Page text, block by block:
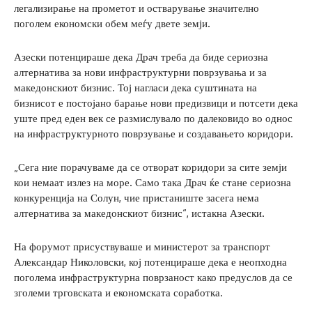
легализирање на прометот и остварување значително
поголем економски обем меѓу двете земји.
Азески потенцираше дека Драч треба да биде сериозна
алтернатива за нови инфраструктурни поврзувања и за
македонскиот бизнис. Тој нагласи дека суштината на
бизнисот е постојано барање нови предизвици и потсети дека
уште пред еден век се размислувало по далековидо во однос
на инфраструктурното поврзување и создавањето коридори.
„Сега ние порачуваме да се отворат коридори за сите земји
кои немаат излез на море. Само така Драч ќе стане сериозна
конкуренција на Солун, чие пристаниште засега нема
алтернатива за македонскиот бизнис“, истакна Азески.
На форумот присуствуваше и министерот за транспорт
Александар Николовски, кој потенцираше дека е неопходна
поголема инфраструктурна поврзаност како предуслов да се
зголеми трговската и економската соработка.